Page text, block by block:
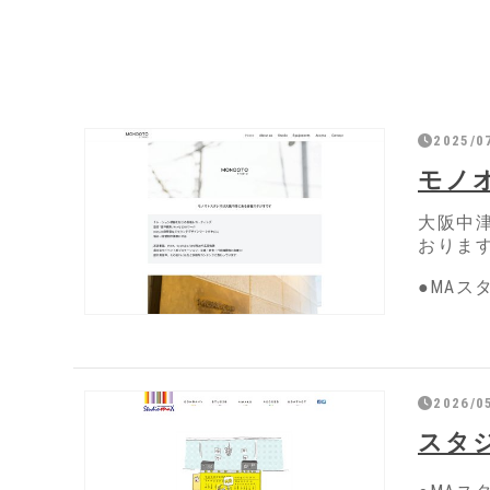
2025/
モノ
大阪中
おりま
●MAス
2026/
スタ